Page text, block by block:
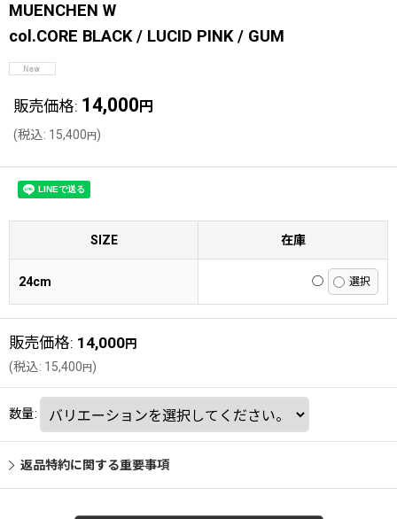
MUENCHEN W
col.CORE BLACK / LUCID PINK / GUM
販売価格: 14,000 円
(税込: 15,400円)
SIZE 在庫
24cm ◯
販売価格: 14,000円
(税込: 15,400円)
数量:
返品特約に関する重要事項